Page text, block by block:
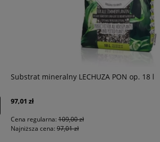
Substrat mineralny LECHUZA PON op. 18 l
97,01 zł
Cena regularna:109,00 zł
Najniższa cena:97,01 zł